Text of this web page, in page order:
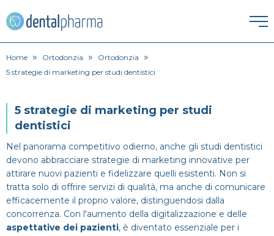
HOME
Corona dentale
Faccette Dentali
Intarsio dentale
Sbiancamento denti
IGIENE ORALE
Igiene orale
Lavare i denti
Pulizia denti
ORTODONZIA
Apparecchio
Endodonzia
PATOLOGIE
Alitosi
PROTESI
Home » Ortodonzia » Ortodonzia »
5 strategie di marketing per studi dentistici
5 strategie di marketing per studi
dentistici
Nel panorama competitivo odierno, anche gli studi dentistici
devono abbracciare strategie di marketing innovative per
attirare nuovi pazienti e fidelizzare quelli esistenti. Non si
tratta solo di offrire servizi di qualità, ma anche di comunicare
efficacemente il proprio valore, distinguendosi dalla
concorrenza. Con l'aumento della digitalizzazione e delle
aspettative dei pazienti, è diventato essenziale per i